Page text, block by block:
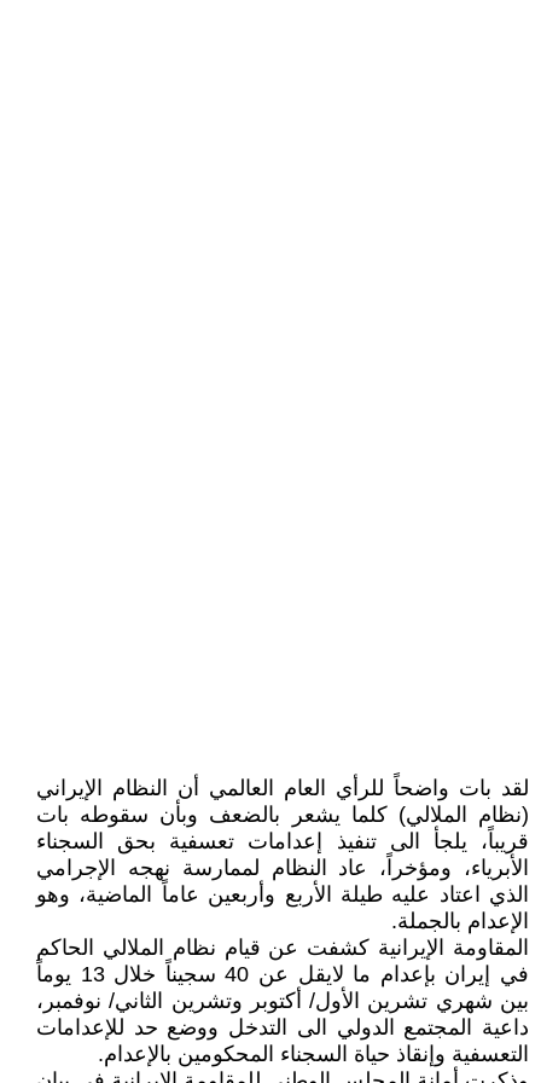
لقد بات واضحاً للرأي العام العالمي أن النظام الإيراني
(نظام الملالي) كلما يشعر بالضعف وبأن سقوطه بات
قريباً، يلجأ الى تنفيذ إعدامات تعسفية بحق السجناء
الأبرياء، ومؤخراً، عاد النظام لممارسة نهجه الإجرامي
الذي اعتاد عليه طيلة الأربع وأربعين عاماً الماضية، وهو
الإعدام بالجملة.
المقاومة الإيرانية كشفت عن قيام نظام الملالي الحاكم
في إيران بإعدام ما لايقل عن 40 سجيناً خلال 13 يوماً
بين شهري تشرين الأول/ أكتوبر وتشرين الثاني/ نوفمبر،
داعية المجتمع الدولي الى التدخل ووضع حد للإعدامات
التعسفية وإنقاذ حياة السجناء المحكومين بالإعدام.